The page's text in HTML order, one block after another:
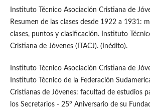
Instituto Técnico Asociación Cristiana de
Resumen de las clases desde 1922 a 1931:
clases, puntos y clasificación. Instituto
Cristiana de Jóvenes (ITACJ). (Inédito).
Instituto Técnico Asociación Cristiana de
Instituto Técnico de la Federación
Cristianas de Jóvenes: facultad de estudios
los Secretarios - 25º Aniversario de su